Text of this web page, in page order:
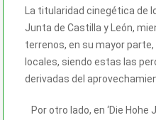
La titularidad cinegética de
Junta de Castilla y León,
terrenos, en su mayor
locales, siendo estas las
derivadas del
Por otro lado, en ‘Die Hohe